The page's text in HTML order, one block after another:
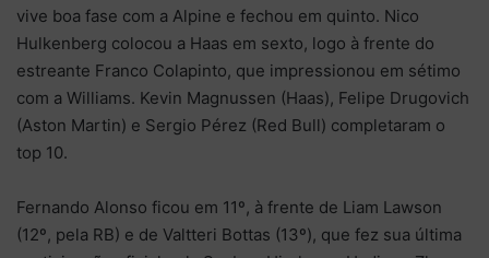
vive boa fase com a Alpine e fechou em quinto. Nico
Hulkenberg colocou a Haas em sexto, logo à frente do
estreante Franco Colapinto, que impressionou em sétimo
com a Williams. Kevin Magnussen (Haas), Felipe Drugovich
(Aston Martin) e Sergio Pérez (Red Bull) completaram o
top 10.
Fernando Alonso ficou em 11º, à frente de Liam Lawson
(12º, pela RB) e de Valtteri Bottas (13º), que fez sua última